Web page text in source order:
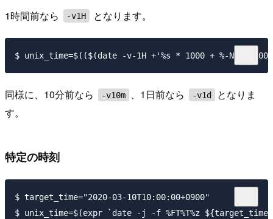
1時間前なら -v1H となります。
同様に、10分前なら -v10m 、1日前なら -v1d
となりま
す。
特定の時刻
$ target_time="2020-03-10T10:00:00+0900"